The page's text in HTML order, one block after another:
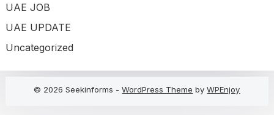
UAE JOB
UAE UPDATE
Uncategorized
© 2026 Seekinforms -WordPress Theme byWPEnjoy